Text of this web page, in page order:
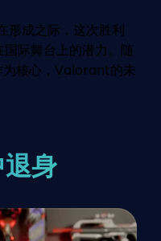
成之际，这次胜利
际舞台上的潜力。随
核心，Valorant的未
身